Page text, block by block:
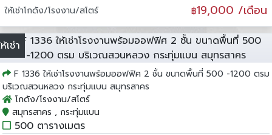
ให้เช่าโกดัง/โรงงาน/สโตร์ ฿19,000 /เดือน
เช่า
F 1336 ให้เช่าโรงงานพร้อมออฟฟิศ 2 ชั้น ขนาดพื้นที่ 500 -1200 ตรม
บริเวณสวนหลวง กระทุ่มแบน สมุทรสาคร
โกดัง/โรงงาน/สโตร์
สมุทรสาคร , กระทุ่มแบน
500 ตารางเมตร